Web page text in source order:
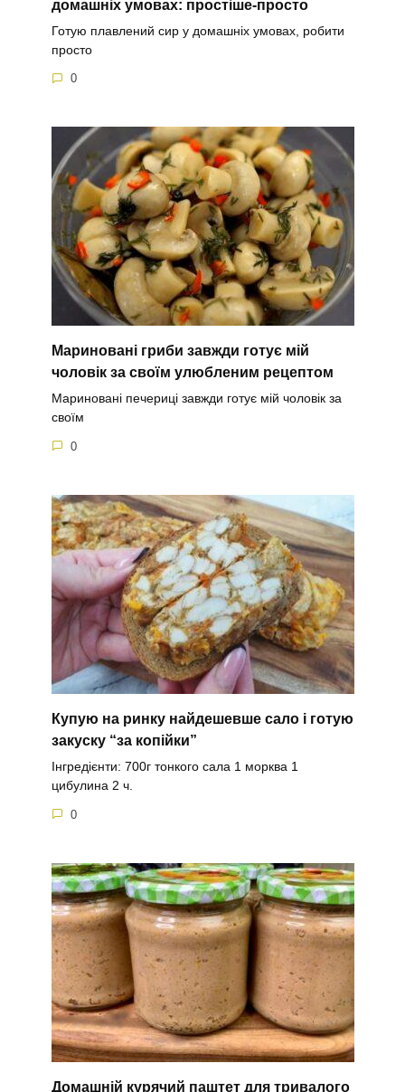
домашніх умовах: простіше-просто
Готую плавлений сир у домашніх умовах, робити
просто
0
Мариновані гриби завжди готує мій
чоловік за своїм улюбленим рецептом
Мариновані печериці завжди готує мій чоловік за
своїм
0
Купую на ринку найдешевше сало і готую
закуску “за копійки”
Інгредієнти: 700г тонкого сала 1 морква 1
цибулина 2 ч.
0
Домашній курячий паштет для тривалого